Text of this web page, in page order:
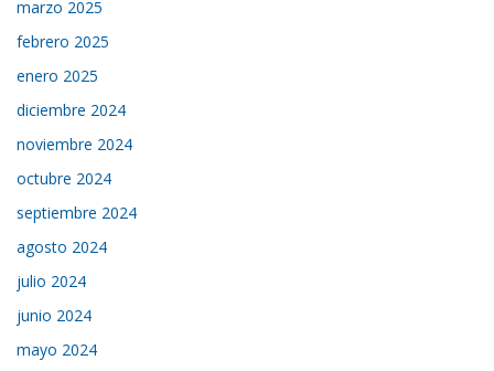
marzo 2025
febrero 2025
enero 2025
diciembre 2024
noviembre 2024
octubre 2024
septiembre 2024
agosto 2024
julio 2024
junio 2024
mayo 2024